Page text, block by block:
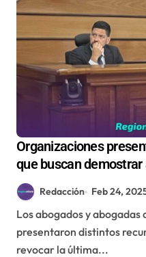
Organizaciones
que buscan
del Tribunal Ambiental
Antofagasta en caso
Redacción Feb 24,
Los abogados y abogadas de Alianza Humboldt
presentaron distintos
revocar la última...